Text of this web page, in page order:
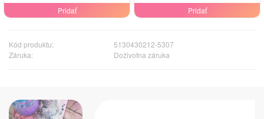
Pridať
Pridať
Kód produktu:
5130430212-5307
Záruka:
Doživotna záruka